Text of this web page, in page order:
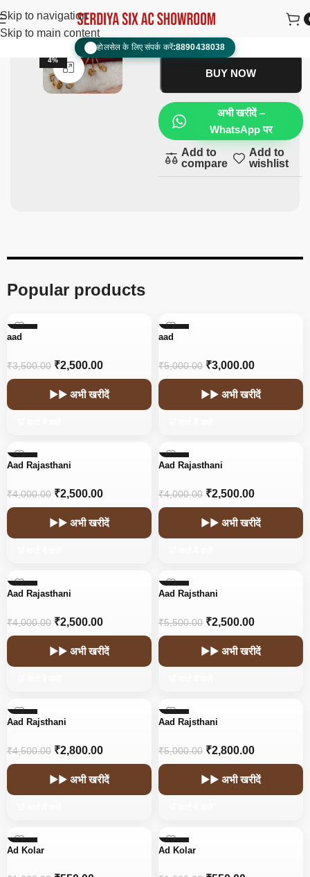
Skip to navigation
Skip to main content
📞 होलसेल के लिए संपर्क करें:8890438038
4%
Click to enlarge
Haithful
₹1,600.00
BUY NOW
अभी खरीदें –
WhatsApp पर
Add to
compare
Add to
wishlist
Popular products
-29%
aad
₹3,500.00 ₹2,500.00
▶▶ अभी खरीदें
-40%
aad
₹5,000.00 ₹3,000.00
▶▶ अभी खरीदें
-38%
Aad Rajasthani
₹4,000.00 ₹2,500.00
▶▶ अभी खरीदें
-38%
Aad Rajasthani
₹4,000.00 ₹2,500.00
▶▶ अभी खरीदें
-38%
Aad Rajasthani
₹4,000.00 ₹2,500.00
▶▶ अभी खरीदें
-55%
Aad Rajsthani
₹5,500.00 ₹2,500.00
▶▶ अभी खरीदें
-38%
Aad Rajsthani
₹4,500.00 ₹2,800.00
▶▶ अभी खरीदें
-44%
Aad Rajsthani
₹5,000.00 ₹2,800.00
▶▶ अभी खरीदें
-45%
Ad Kolar
-45%
Ad Kolar